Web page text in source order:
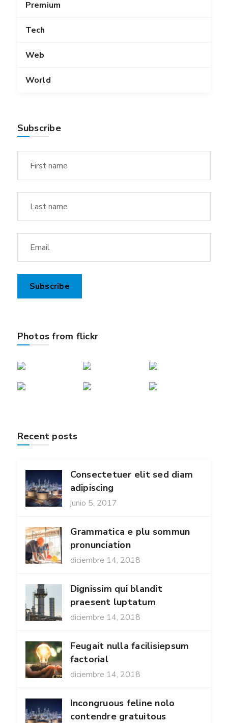
Premium
Tech
Web
World
Subscribe
Photos from flickr
Recent posts
Consectetuer elit sed diam
adipiscing
junio 5, 2017
Grammatica e plu sommun
pronunciation
diciembre 14, 2018
Dignissim qui blandit
praesent luptatum
diciembre 14, 2018
Feugait nulla facilisiepsum
factorial
diciembre 14, 2018
Incongruous feline nolo
contendre gratuitous